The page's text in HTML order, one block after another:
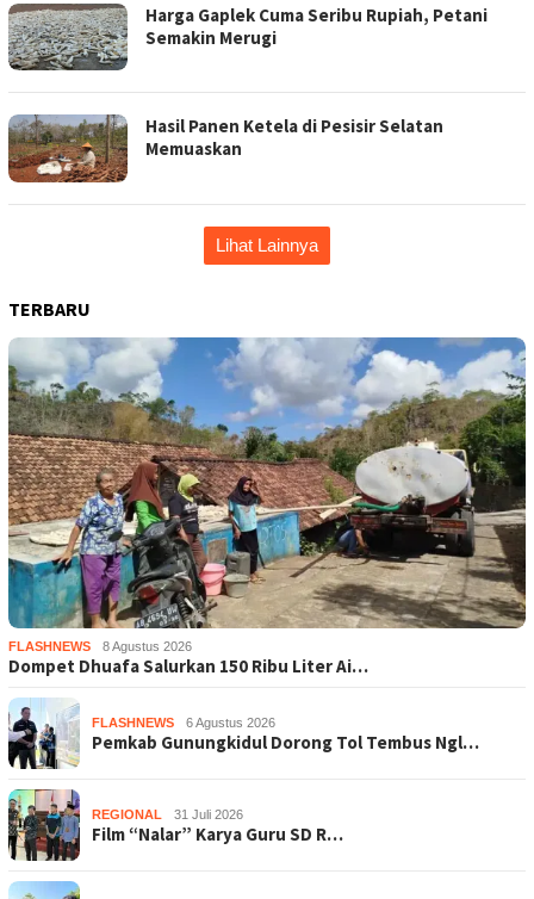
Harga Gaplek Cuma Seribu Rupiah, Petani
Semakin Merugi
Hasil Panen Ketela di Pesisir Selatan
Memuaskan
Lihat Lainnya
TERBARU
FLASHNEWS 8 Agustus 2026
Dompet Dhuafa Salurkan 150 Ribu Liter Ai…
FLASHNEWS 6 Agustus 2026
Pemkab Gunungkidul Dorong Tol Tembus Ngl…
REGIONAL 31 Juli 2026
Film “Nalar” Karya Guru SD R…